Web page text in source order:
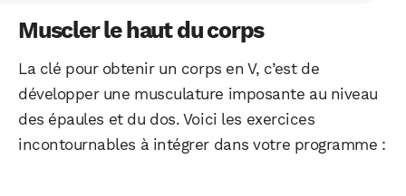
Muscler le haut du corps
La clé pour obtenir un corps en V, c’est de
développer une musculature imposante au niveau
des épaules et du dos. Voici les exercices
incontournables à intégrer dans votre programme :